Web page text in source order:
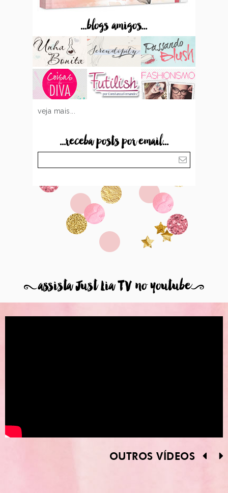
...blogs amigos...
veja mais...
...receba posts por email...
8assista Just Lia TV no youtube9
OUTROS VÍDEOS